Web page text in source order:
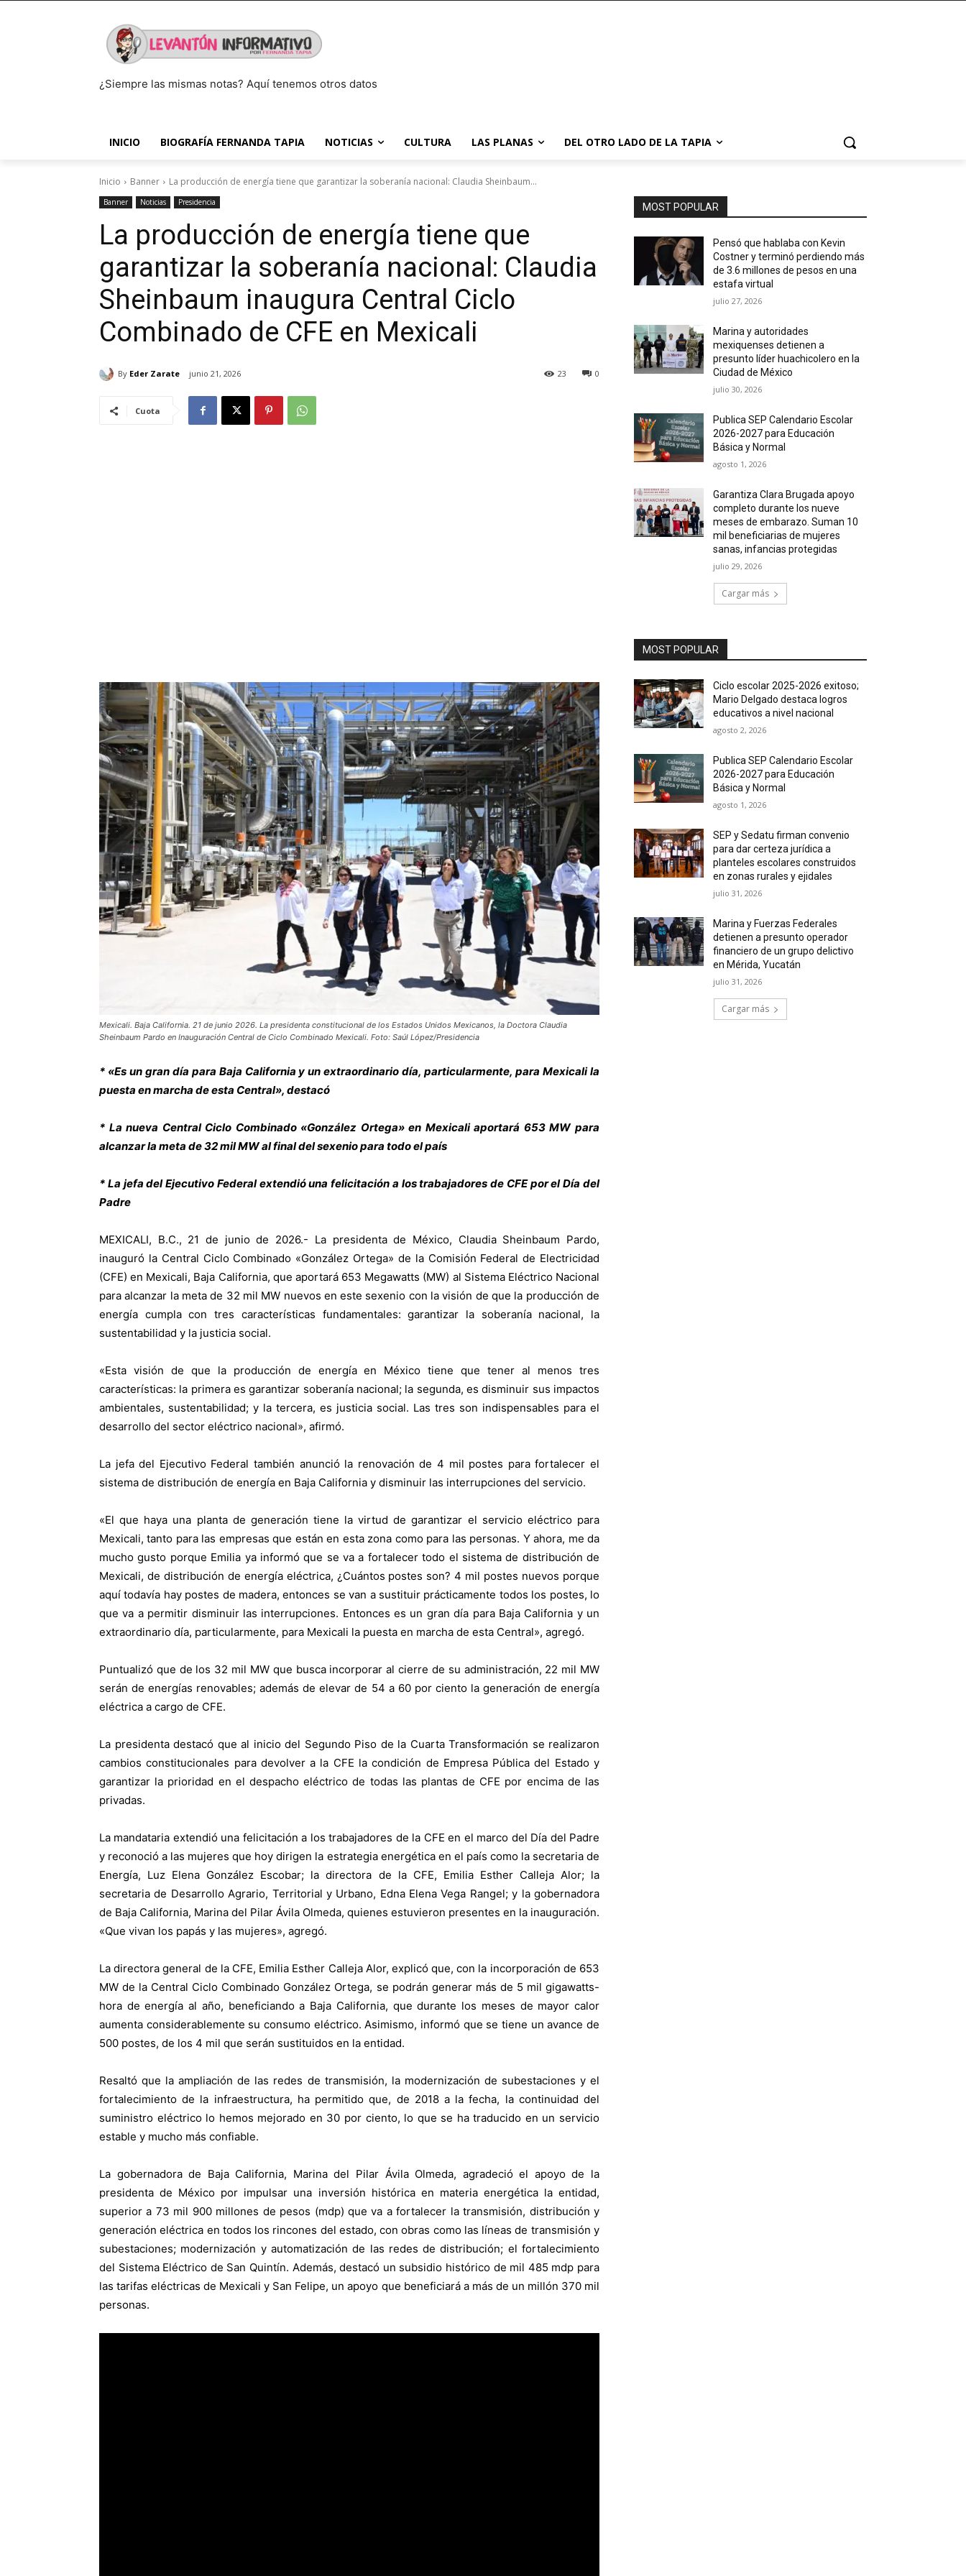
¿Siempre las mismas notas? Aquí tenemos otros datos
INICIO BIOGRAFÍA FERNANDA TAPIA NOTICIAS CULTURA LAS PLANAS DEL OTRO LADO DE LA TAPIA
Inicio Banner La producción de energía tiene que garantizar la soberanía nacional: Claudia Sheinbaum...
Banner Noticias Presidencia
La producción de energía tiene que
garantizar la soberanía nacional: Claudia
Sheinbaum inaugura Central Ciclo
Combinado de CFE en Mexicali
By Eder Zarate junio 21, 2026 0
23
Cuota
Mexicali. Baja California. 21 de junio 2026. La presidenta constitucional de los Estados Unidos Mexicanos, la Doctora Claudia
Sheinbaum Pardo en Inauguración Central de Ciclo Combinado Mexicali. Foto: Saúl López/Presidencia
* «Es un gran día para Baja California y un extraordinario día, particularmente, para Mexicali la
puesta en marcha de esta Central», destacó
* La nueva Central Ciclo Combinado «González Ortega» en Mexicali aportará 653 MW para
alcanzar la meta de 32 mil MW al final del sexenio para todo el país
* La jefa del Ejecutivo Federal extendió una felicitación a los trabajadores de CFE por el Día del
Padre
MEXICALI, B.C., 21 de junio de 2026.- La presidenta de México, Claudia Sheinbaum Pardo,
inauguró la Central Ciclo Combinado «González Ortega» de la Comisión Federal de Electricidad
(CFE) en Mexicali, Baja California, que aportará 653 Megawatts (MW) al Sistema Eléctrico Nacional
para alcanzar la meta de 32 mil MW nuevos en este sexenio con la visión de que la producción de
energía cumpla con tres características fundamentales: garantizar la soberanía nacional, la
sustentabilidad y la justicia social.
«Esta visión de que la producción de energía en México tiene que tener al menos tres
características: la primera es garantizar soberanía nacional; la segunda, es disminuir sus impactos
ambientales, sustentabilidad; y la tercera, es justicia social. Las tres son indispensables para el
desarrollo del sector eléctrico nacional», afirmó.
La jefa del Ejecutivo Federal también anunció la renovación de 4 mil postes para fortalecer el
sistema de distribución de energía en Baja California y disminuir las interrupciones del servicio.
«El que haya una planta de generación tiene la virtud de garantizar el servicio eléctrico para
Mexicali, tanto para las empresas que están en esta zona como para las personas. Y ahora, me da
mucho gusto porque Emilia ya informó que se va a fortalecer todo el sistema de distribución de
Mexicali, de distribución de energía eléctrica, ¿Cuántos postes son? 4 mil postes nuevos porque
aquí todavía hay postes de madera, entonces se van a sustituir prácticamente todos los postes, lo
que va a permitir disminuir las interrupciones. Entonces es un gran día para Baja California y un
extraordinario día, particularmente, para Mexicali la puesta en marcha de esta Central», agregó.
Puntualizó que de los 32 mil MW que busca incorporar al cierre de su administración, 22 mil MW
serán de energías renovables; además de elevar de 54 a 60 por ciento la generación de energía
eléctrica a cargo de CFE.
La presidenta destacó que al inicio del Segundo Piso de la Cuarta Transformación se realizaron
cambios constitucionales para devolver a la CFE la condición de Empresa Pública del Estado y
garantizar la prioridad en el despacho eléctrico de todas las plantas de CFE por encima de las
privadas.
La mandataria extendió una felicitación a los trabajadores de la CFE en el marco del Día del Padre
y reconoció a las mujeres que hoy dirigen la estrategia energética en el país como la secretaria de
Energía, Luz Elena González Escobar; la directora de la CFE, Emilia Esther Calleja Alor; la
secretaria de Desarrollo Agrario, Territorial y Urbano, Edna Elena Vega Rangel; y la gobernadora
de Baja California, Marina del Pilar Ávila Olmeda, quienes estuvieron presentes en la inauguración.
«Que vivan los papás y las mujeres», agregó.
La directora general de la CFE, Emilia Esther Calleja Alor, explicó que, con la incorporación de 653
MW de la Central Ciclo Combinado González Ortega, se podrán generar más de 5 mil gigawatts-
hora de energía al año, beneficiando a Baja California, que durante los meses de mayor calor
aumenta considerablemente su consumo eléctrico. Asimismo, informó que se tiene un avance de
500 postes, de los 4 mil que serán sustituidos en la entidad.
Resaltó que la ampliación de las redes de transmisión, la modernización de subestaciones y el
fortalecimiento de la infraestructura, ha permitido que, de 2018 a la fecha, la continuidad del
suministro eléctrico lo hemos mejorado en 30 por ciento, lo que se ha traducido en un servicio
estable y mucho más confiable.
La gobernadora de Baja California, Marina del Pilar Ávila Olmeda, agradeció el apoyo de la
presidenta de México por impulsar una inversión histórica en materia energética la entidad,
superior a 73 mil 900 millones de pesos (mdp) que va a fortalecer la transmisión, distribución y
generación eléctrica en todos los rincones del estado, con obras como las líneas de transmisión y
subestaciones; modernización y automatización de las redes de distribución; el fortalecimiento
del Sistema Eléctrico de San Quintín. Además, destacó un subsidio histórico de mil 485 mdp para
las tarifas eléctricas de Mexicali y San Felipe, un apoyo que beneficiará a más de un millón 370 mil
personas.
MOST POPULAR
Pensó que hablaba con Kevin
Costner y terminó perdiendo más
de 3.6 millones de pesos en una
estafa virtual
julio 27, 2026
Marina y autoridades
mexiquenses detienen a
presunto líder huachicolero en la
Ciudad de México
julio 30, 2026
Publica SEP Calendario Escolar
2026-2027 para Educación
Básica y Normal
agosto 1, 2026
Garantiza Clara Brugada apoyo
completo durante los nueve
meses de embarazo. Suman 10
mil beneficiarias de mujeres
sanas, infancias protegidas
julio 29, 2026
Cargar más
MOST POPULAR
Ciclo escolar 2025-2026 exitoso;
Mario Delgado destaca logros
educativos a nivel nacional
agosto 2, 2026
Publica SEP Calendario Escolar
2026-2027 para Educación
Básica y Normal
agosto 1, 2026
SEP y Sedatu firman convenio
para dar certeza jurídica a
planteles escolares construidos
en zonas rurales y ejidales
julio 31, 2026
Marina y Fuerzas Federales
detienen a presunto operador
financiero de un grupo delictivo
en Mérida, Yucatán
julio 31, 2026
Cargar más